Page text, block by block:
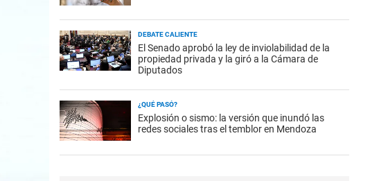
DEBATE CALIENTE
El Senado aprobó la ley de inviolabilidad de la
propiedad privada y la giró a la Cámara de
Diputados
¿QUÉ PASÓ?
Explosión o sismo: la versión que inundó las
redes sociales tras el temblor en Mendoza